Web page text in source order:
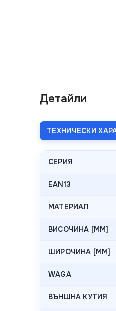
Детайли
ТЕХНИЧЕСКИ
СЕРИЯ
EAN13
МАТЕРИАЛ
ВИСОЧИНА [MM]
ШИРОЧИНА [MM]
WAGA
ВЪНШНА КУТИЯ